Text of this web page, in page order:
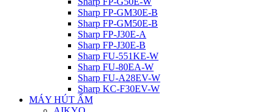
Sharp FP-GM30E-B
Sharp FP-GM50E-B
Sharp FP-J30E-A
Sharp FP-J30E-B
Sharp FU-551KE-W
Sharp FU-80EA-W
Sharp FU-A28EV-W
Sharp KC-F30EV-W
MÁY HÚT ẨM